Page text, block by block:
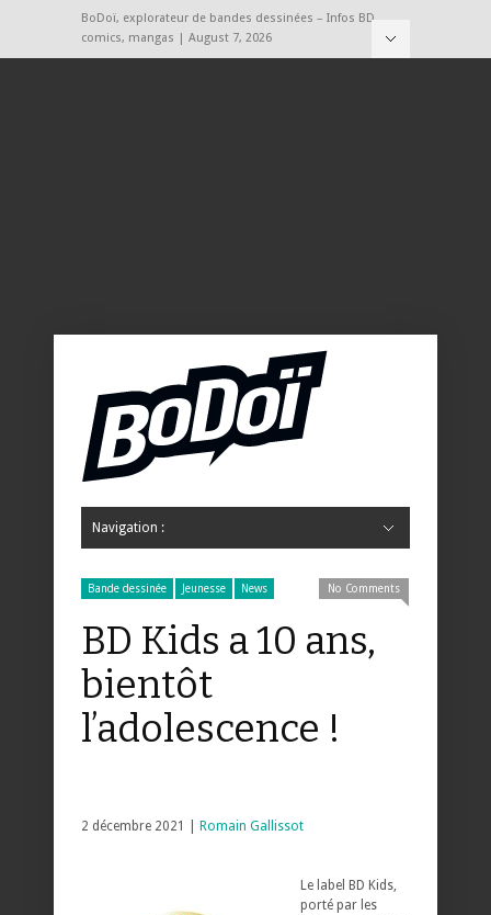
BoDoï, explorateur de bandes dessinées – Infos BD,
comics, mangas | August 7, 2026
Navigation :
Bande dessinée Jeunesse News No Comments
BD Kids a 10 ans,
bientôt
l’adolescence !
2 décembre 2021 | Romain Gallissot
Le label BD Kids,
porté par les